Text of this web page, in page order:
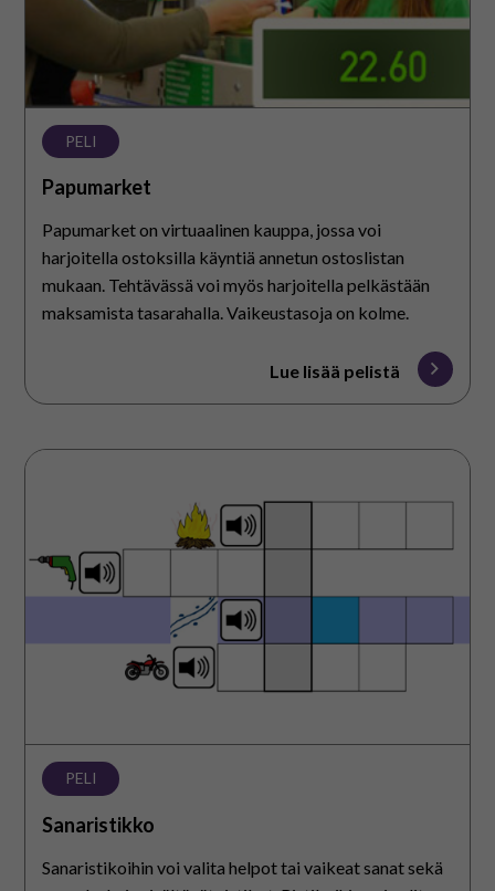
PELI
Papumarket
Papumarket on virtuaalinen kauppa, jossa voi
harjoitella ostoksilla käyntiä annetun ostoslistan
mukaan. Tehtävässä voi myös harjoitella pelkästään
maksamista tasarahalla. Vaikeustasoja on kolme.
Lue lisää pelistä
PELI
Sanaristikko
Sanaristikoihin voi valita helpot tai vaikeat sanat sekä